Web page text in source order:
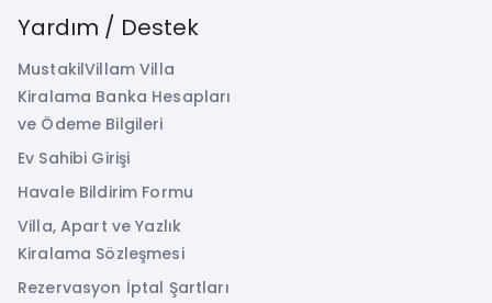
Yardım / Destek
MustakilVillam Villa
Kiralama Banka Hesapları
ve Ödeme Bilgileri
Ev Sahibi Girişi
Havale Bildirim Formu
Villa, Apart ve Yazlık
Kiralama Sözleşmesi
Rezervasyon İptal Şartları